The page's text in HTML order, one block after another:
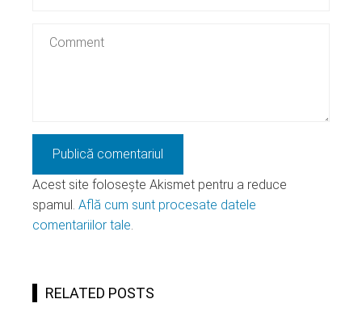
Acest site folosește Akismet pentru a reduce
spamul. Află cum sunt procesate datele
comentariilor tale.
RELATED POSTS